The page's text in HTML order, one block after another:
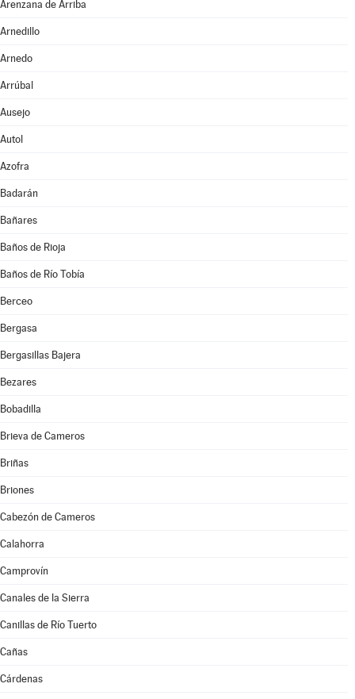
Arenzana de Arriba
Arnedillo
Arnedo
Arrúbal
Ausejo
Autol
Azofra
Badarán
Bañares
Baños de Rioja
Baños de Río Tobía
Berceo
Bergasa
Bergasillas Bajera
Bezares
Bobadilla
Brieva de Cameros
Briñas
Briones
Cabezón de Cameros
Calahorra
Camprovín
Canales de la Sierra
Canillas de Río Tuerto
Cañas
Cárdenas